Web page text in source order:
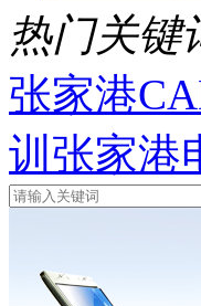
热门关键
张家港
训 张家港